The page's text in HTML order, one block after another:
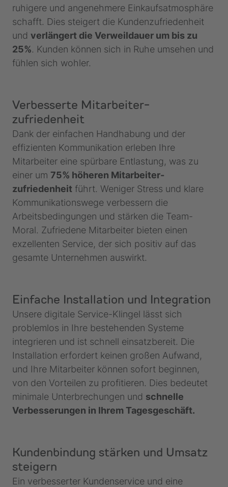
ruhigere und angenehmere Einkaufsatmosphäre
schafft. Dies steigert die Kundenzufriedenheit
und verlängert die Verweildauer um bis zu
25%. Kunden können sich in Ruhe umsehen und
fühlen sich wohler.
Verbesserte Mitarbeiter­
zufriedenheit
Dank der einfachen Handhabung und der
effizienten Kommunikation erleben Ihre
Mitarbeiter eine spürbare Entlastung, was zu
einer um 75% höheren Mitarbeiter­
zufriedenheit führt. Weniger Stress und klare
Kommunikationswege verbessern die
Arbeitsbedingungen und stärken die Team-
Moral. Zufriedene Mitarbeiter bieten einen
exzellenten Service, der sich positiv auf das
gesamte Unternehmen auswirkt.
Einfache Installation und Integration
Unsere digitale Service-Klingel lässt sich
problemlos in Ihre bestehenden Systeme
integrieren und ist schnell einsatzbereit. Die
Installation erfordert keinen großen Aufwand,
und Ihre Mitarbeiter können sofort beginnen,
von den Vorteilen zu profitieren. Dies bedeutet
minimale Unterbrechungen und schnelle
Verbesserungen in Ihrem Tagesgeschäft.
Kundenbindung stärken und Umsatz
steigern
Ein verbesserter Kundenservice und eine